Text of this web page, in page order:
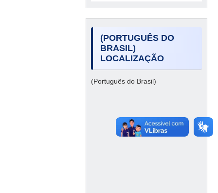
(PORTUGUÊS DO
BRASIL)
LOCALIZAÇÃO
(Português do Brasil)